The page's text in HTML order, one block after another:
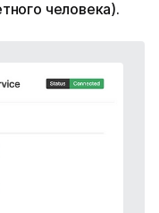
человека).